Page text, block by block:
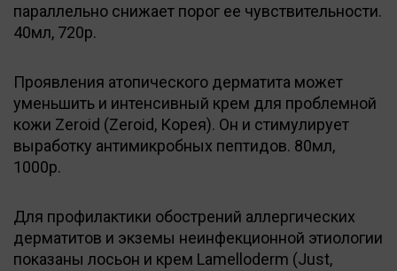
параллельно снижает порог ее чувствительности.
40мл, 720р.
Проявления атопического дерматита может
уменьшить и интенсивный крем для проблемной
кожи Zeroid (Zeroid, Корея). Он и стимулирует
выработку антимикробных пептидов. 80мл,
1000р.
Для профилактики обострений аллергических
дерматитов и экземы неинфекционной этиологии
показаны лосьон и крем Lamelloderm (Just,